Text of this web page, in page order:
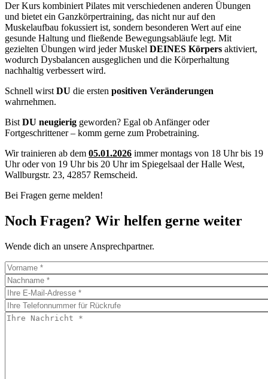
Der Kurs kombiniert Pilates mit verschiedenen anderen Übungen
und bietet ein Ganzkörpertraining, das nicht nur auf den
Muskelaufbau fokussiert ist, sondern besonderen Wert auf eine
gesunde Haltung und fließende Bewegungsabläufe legt. Mit
gezielten Übungen wird jeder Muskel DEINES Körpers aktiviert,
wodurch Dysbalancen ausgeglichen und die Körperhaltung
nachhaltig verbessert wird.
Schnell wirst DU die ersten positiven Veränderungen
wahrnehmen.
Bist DU neugierig geworden? Egal ob Anfänger oder
Fortgeschrittener – komm gerne zum Probetraining.
Wir trainieren ab dem 05.01.2026 immer montags von 18 Uhr bis 19
Uhr oder von 19 Uhr bis 20 Uhr im Spiegelsaal der Halle West,
Wallburgstr. 23, 42857 Remscheid.
Bei Fragen gerne melden!
Noch Fragen? Wir helfen gerne weiter
Wende dich an unsere Ansprechpartner.